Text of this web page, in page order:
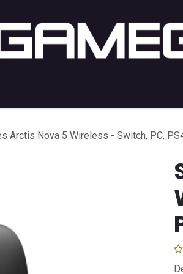
Arctis Nova 5 Wireless - Switch, PC,